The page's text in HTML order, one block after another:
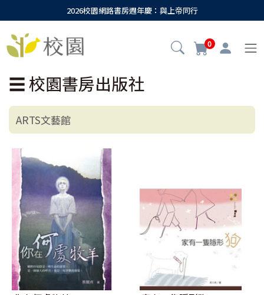
2026校園網路書房週年慶：與上帝同行
0
☰校園書房出版社
ARTS文藝館